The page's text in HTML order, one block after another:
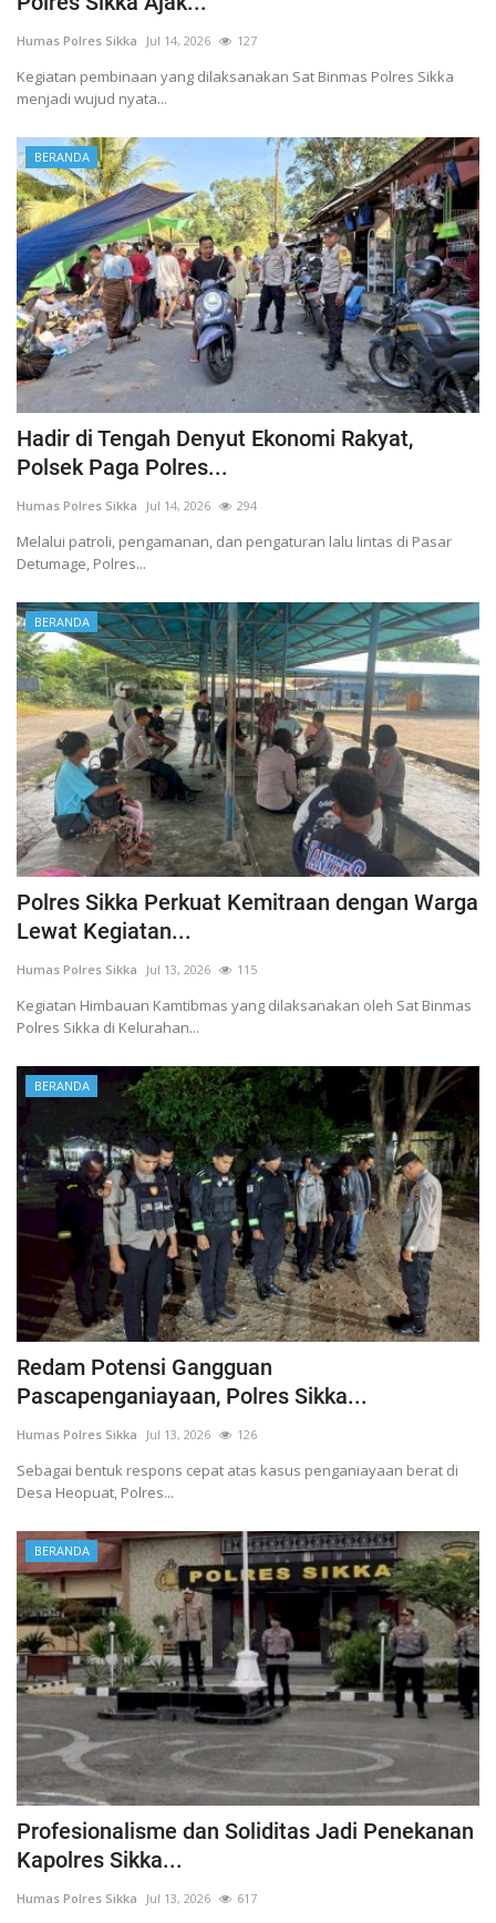
Humas Polres Sikka Jul 14, 2026 127
Kegiatan pembinaan yang dilaksanakan Sat Binmas Polres Sikka
menjadi wujud nyata...
BERANDA
Hadir di Tengah Denyut Ekonomi Rakyat,
Polsek Paga Polres...
Humas Polres Sikka Jul 14, 2026 294
Melalui patroli, pengamanan, dan pengaturan lalu lintas di Pasar
Detumage, Polres...
BERANDA
Polres Sikka Perkuat Kemitraan dengan Warga
Lewat Kegiatan...
Humas Polres Sikka Jul 13, 2026 115
Kegiatan Himbauan Kamtibmas yang dilaksanakan oleh Sat Binmas
Polres Sikka di Kelurahan...
BERANDA
Redam Potensi Gangguan
Pascapenganiayaan, Polres Sikka...
Humas Polres Sikka Jul 13, 2026 126
Sebagai bentuk respons cepat atas kasus penganiayaan berat di
Desa Heopuat, Polres...
BERANDA
Profesionalisme dan Soliditas Jadi Penekanan
Kapolres Sikka...
Humas Polres Sikka Jul 13, 2026 617